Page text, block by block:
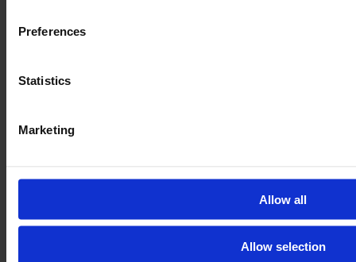
Preferences
Statistics
Marketing
Allow all
Allow selection
EN SAVOIR PLUS SUR NOTRE INSPECTION